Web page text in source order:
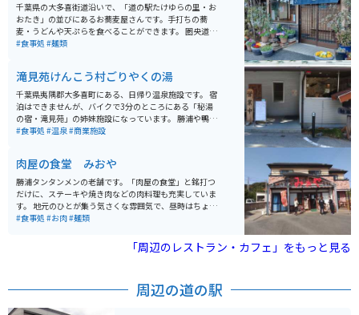
千葉県の大多喜街道沿いで、「道の駅たけゆらの里・お
おたき」の並びにあるお蕎麦屋さんです。手打ちの蕎
麦・うどんや天ぷらを食べることができます。 圏央道・
市原鶴舞インターと勝浦市街のちょうど中間ぐらいにあ
ます。隣にファミリーマートがあるので、ランチ休憩つ
いでに買い物もしたい時など便利です。
#食事処 #麺類
滝見苑けんこう村ごりやくの湯
千葉県夷隅郡大多喜町にある、日帰り温泉施設です。 宿
泊はできませんが、バイクで3分のところにある「秘湯
の宿・滝見苑」の姉妹施設になっています。 勝浦や鴨川
からバイクで30分ほどの距離ですが、秘湯という表現が
しむこともできます。
#食事処 #温泉#商業施設
肉屋の食堂 みおや
勝浦タンタンメンの老舗です。「肉屋の食堂」と銘打つ
だけに、ステーキや焼き肉などの肉料理も充実していま
す。 地元のひとが集う気さくな雰囲気で、昼時はちょっ
と混みます。子連れで訪れる家族なども多く、店内は賑
#食事処 #お肉#麺類
「周辺のレストラン・カフェ」をもっと見る
周辺の道の駅